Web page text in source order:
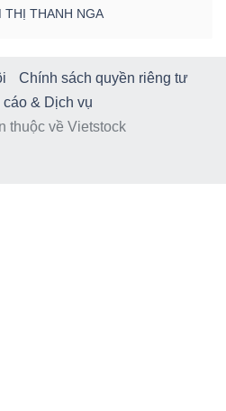
THỊ THANH NGA
Chính sách quyền riêng tư
cáo & Dịch vụ
thuộc về Vietstock